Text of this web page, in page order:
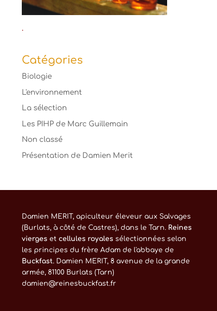
.
Catégories
Biologie
L'environnement
La sélection
Les PIHP de Marc Guillemain
Non classé
Présentation de Damien Merit
Damien MERIT, apiculteur éleveur aux Salvages
(Burlats, à côté de Castres), dans le Tarn. Reines
vierges et cellules royales sélectionnées selon
les principes du frère Adam de l'abbaye de
Buckfast. Damien MERIT, 8 avenue de la grande
armée, 81100 Burlats (Tarn)
damien@reinesbuckfast.fr